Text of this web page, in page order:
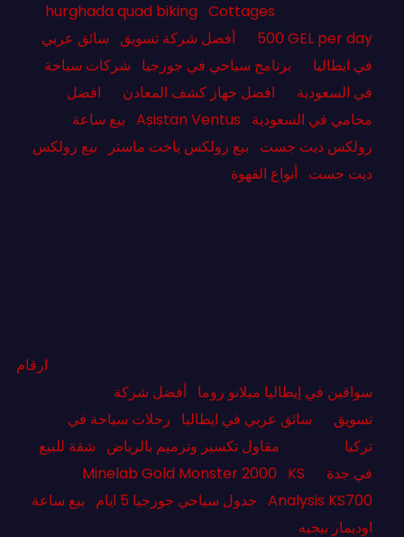
hurghada quad biking Cottages
500 GEL per day
أفضل شركة تسويق
سائق عربي
في ايطاليا
برنامج سياحي في جورجيا
شركات سياحة
في السعودية
افضل جهاز كشف المعادن
افضل
محامي في السعودية
Asistan Ventus بيع ساعة
رولكس ديت جست
بيع رولكس ياخت ماستر
بيع رولكس
ديت جست أنواع القهوة
ارقام
سواقين في إيطاليا ميلانو روما أفضل شركة
تسويق
سائق عربي في ايطاليا
رحلات سياحة في
تركيا
مقاول تكسير وترميم بالرياض
شقة للبيع
في جدة
Minelab Gold Monster 2000
KS
Analysis KS700 جدول سياحي جورجيا 5 ايام
بيع ساعة
اوديمار بيجيه